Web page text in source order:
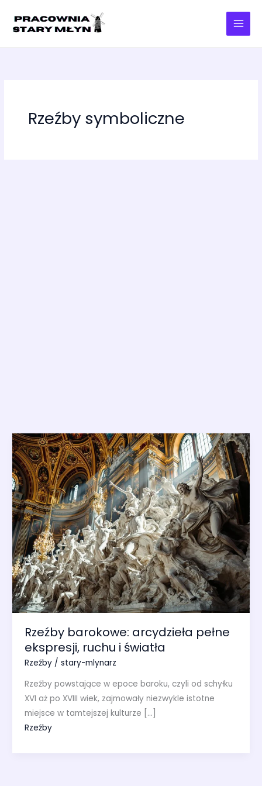
treści
Rzeźby symboliczne
Rzeźby barokowe: arcydzieła pełne
ekspresji, ruchu i światła
Rzeźby/ stary-mlynarz
Rzeźby powstające w epoce baroku, czyli od schyłku
XVI aż po XVIII wiek, zajmowały niezwykle istotne
miejsce w tamtejszej kulturze […]
Rzeźby